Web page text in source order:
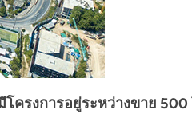
ครงการอยู่ระหว่างขาย